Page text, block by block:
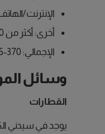
الإنترنت/الهاتف: 20-55
أخرى: أكثر من 50 دولار
الإجمالي: 370-885 دولار
وسائل
القطارات
يوجد في سيدني